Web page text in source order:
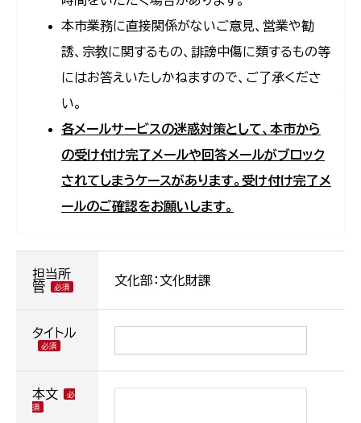
本市業務に直接関係がないご意見、営業や勧
誘、宗教に関するもの、誹謗中傷に類するもの等
にはお答えいたしかねますので、ご了承くださ
い。
各メールサービスの迷惑対策として、本市から
の受け付け完了メールや回答メールがブロック
されてしまうケースがあります。受け付け完了メ
ールのご確認をお願いします。
担当所
管
文化部：文化財課
タイトル
本文